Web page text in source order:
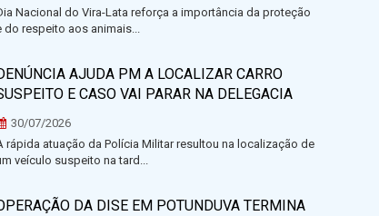
Nacional do Vira-Lata reforça a importância da proteção
do respeito aos animais...
AJUDA PM A LOCALIZAR CARRO
E CASO VAI PARAR NA DELEGACIA
30/07/2026
rápida atuação da Polícia Militar resultou na localização de
veículo suspeito na tard...
DA DISE EM POTUNDUVA TERMINA